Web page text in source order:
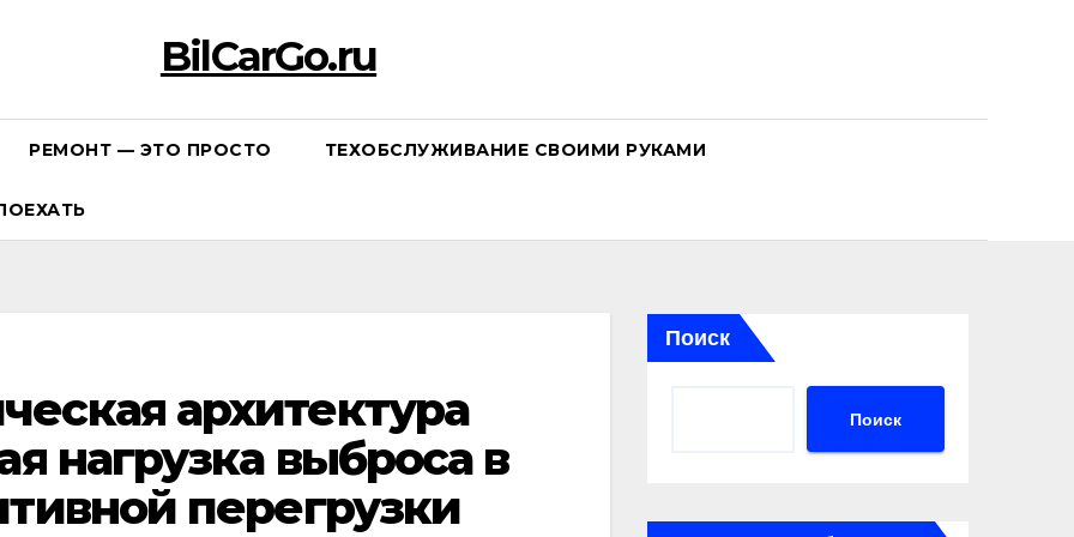
BilCarGo.ru
РЕМОНТ — ЭТО ПРОСТО ТЕХОБСЛУЖИВАНИЕ СВОИМИ РУКАМИ
архитектура
нагрузка выброса в
перегрузки
Поиск
Поиск